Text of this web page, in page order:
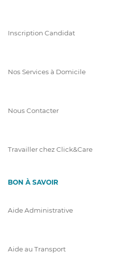
Inscription Candidat
Nos Services à Domicile
Nous Contacter
Travailler chez Click&Care
BON À SAVOIR
Aide Administrative
Aide au Transport